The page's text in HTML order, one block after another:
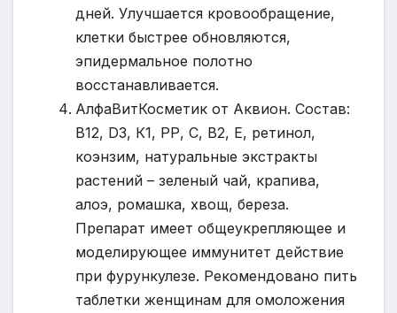
дней. Улучшается кровообращение,
клетки быстрее обновляются,
эпидермальное полотно
восстанавливается.
АлфаВитКосметик от Аквион. Состав:
В12, D3, К1, РР, С, В2, Е, ретинол,
коэнзим, натуральные экстракты
растений – зеленый чай, крапива,
алоэ, ромашка, хвощ, береза.
Препарат имеет общеукрепляющее и
моделирующее иммунитет действие
при фурункулезе. Рекомендовано пить
таблетки женщинам для омоложения